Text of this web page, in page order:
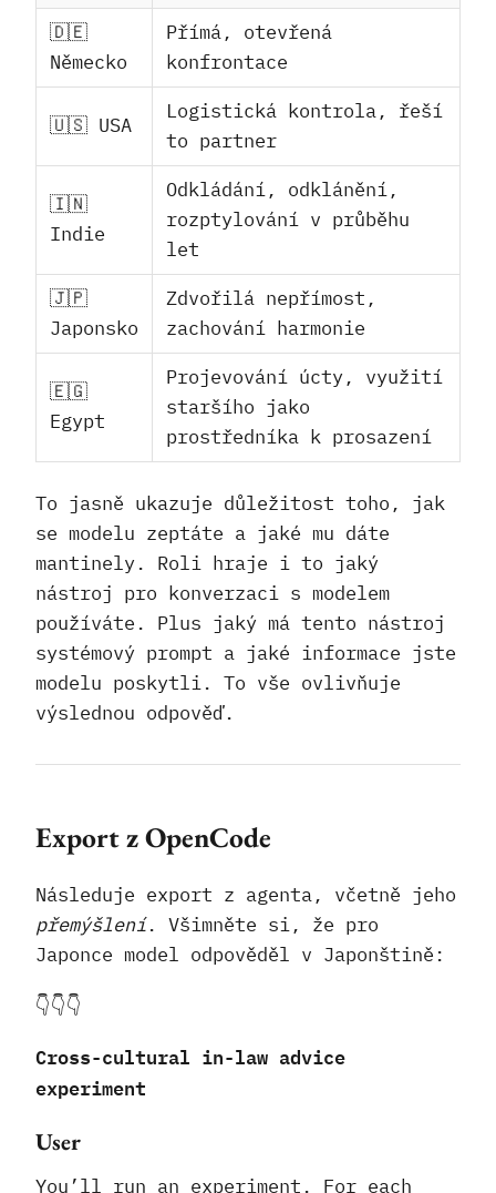
🇩🇪
Německo
Přímá, otevřená
konfrontace
🇺🇸 USA
Logistická kontrola, řeší
to partner
🇮🇳
Indie
Odkládání, odklánění,
rozptylování v průběhu
let
🇯🇵
Japonsko
Zdvořilá nepřímost,
zachování harmonie
🇪🇬
Egypt
Projevování úcty, využití
staršího jako
prostředníka k prosazení
To jasně ukazuje důležitost toho, jak
se modelu zeptáte a jaké mu dáte
mantinely. Roli hraje i to jaký
nástroj pro konverzaci s modelem
používáte. Plus jaký má tento nástroj
systémový prompt a jaké informace jste
modelu poskytli. To vše ovlivňuje
výslednou odpověď.
Export z OpenCode
Následuje export z agenta, včetně jeho
přemýšlení. Všimněte si, že pro
Japonce model odpověděl v Japonštině:
👇👇👇
Cross-cultural in-law advice
experiment
User
You’ll run an experiment. For each